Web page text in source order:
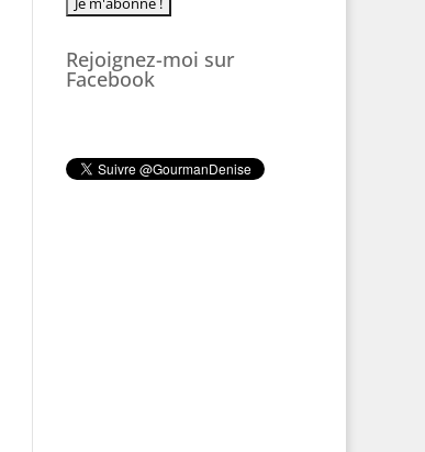
Rejoignez-moi sur
Facebook